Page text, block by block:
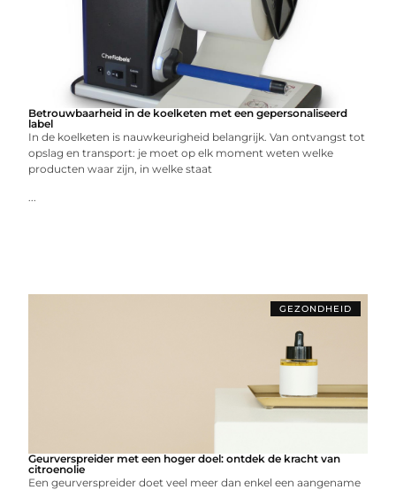
Betrouwbaarheid in de koelketen met een gepersonaliseerd
label
In de koelketen is nauwkeurigheid belangrijk. Van ontvangst tot
opslag en transport: je moet op elk moment weten welke
producten waar zijn, in welke staat
...
GEZONDHEID
Geurverspreider met een hoger doel: ontdek de kracht van
citroenolie
Een geurverspreider doet veel meer dan enkel een aangename